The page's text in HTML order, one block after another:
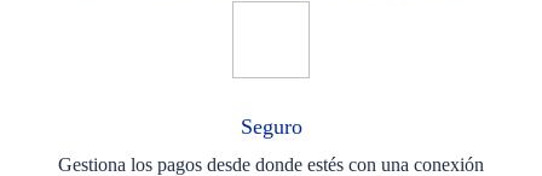
Seguro
Gestiona los pagos desde donde estés con una conexión